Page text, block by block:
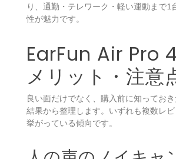
り、通勤・テレワーク・軽い運動まで1
性が魅力です。
EarFun Air Pro
メリット・注意
良い面だけでなく、購入前に知ってお
結果から整理します。いずれも複数レ
挙がっている傾向です。